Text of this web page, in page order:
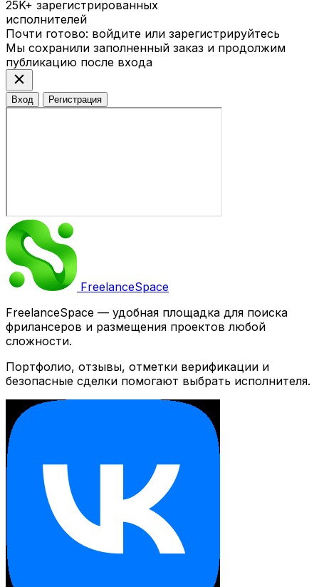
25K+ зарегистрированных
исполнителей
Почти готово: войдите или зарегистрируйтесь
Мы сохранили заполненный заказ и продолжим
публикацию после входа
close
Вход Регистрация
FreelanceSpace
FreelanceSpace — удобная площадка для поиска
фрилансеров и размещения проектов любой
сложности.
Портфолио, отзывы, отметки верификации и
безопасные сделки помогают выбрать исполнителя.